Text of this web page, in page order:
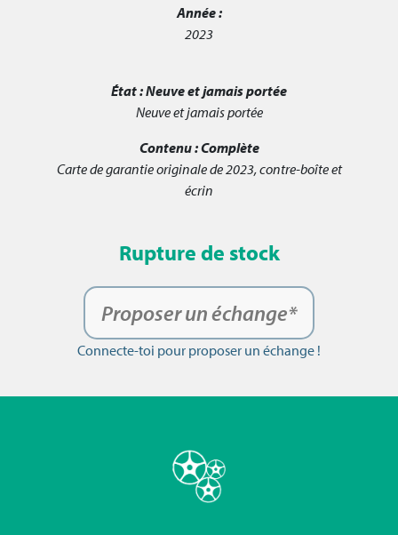
Année :
2023
État :Neuve et jamais portée
Neuve et jamais portée
Contenu :Complète
Carte de garantie originale de 2023, contre-boîte et
écrin
Rupture de stock
Proposer un échange*
Connecte-toi pour proposer un échange !